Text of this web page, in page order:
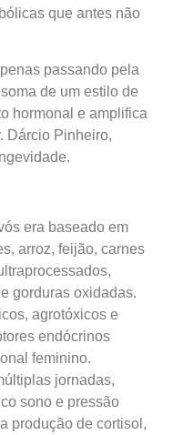
que antes não
passando pela
de um estilo de
hormonal e amplifica
Dárcio Pinheiro,
era baseado em
arroz, feijão, carnes
gorduras oxidadas.
agrotóxicos e
endócrinos
feminino.
jornadas,
sono e pressão
produção de cortisol,